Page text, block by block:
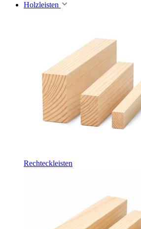
Holzleisten
Rechteckleisten